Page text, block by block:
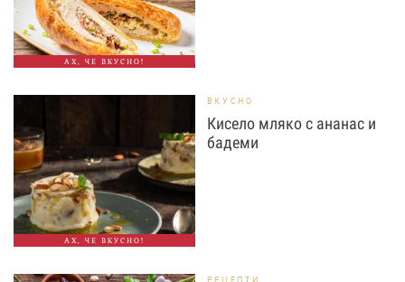
АХ, ЧЕ ВКУСНО!
АХ, ЧЕ ВКУСНО!
ВКУСНО
Кисело мляко с ананас и
бадеми